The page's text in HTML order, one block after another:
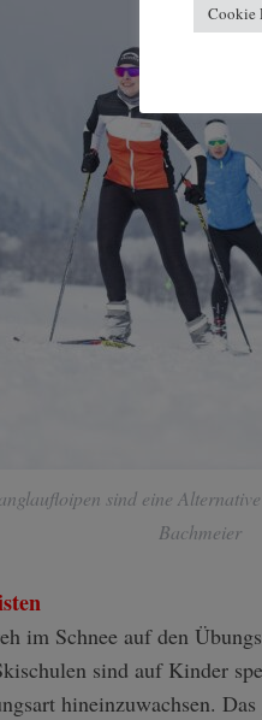
sind eine
Bachmeier
im Schnee auf den
sind auf Kinder
hineinzuwachsen.
Cookie